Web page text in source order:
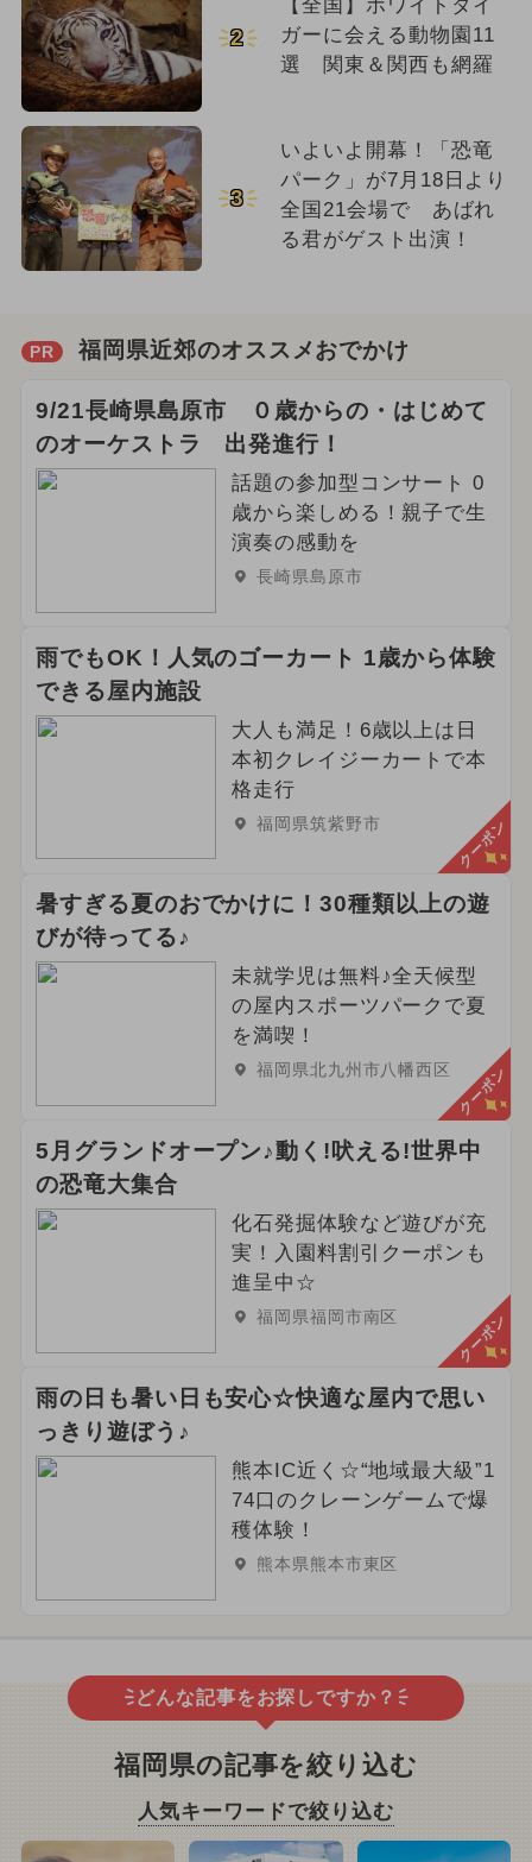
2
【全国】ホワイトタイ
ガーに会える動物園11
選 関東＆関西も網羅
3
いよいよ開幕！「恐竜
パーク」が7月18日より
全国21会場で あばれ
る君がゲスト出演！
PR 福岡県近郊のオススメおでかけ
9/21長崎県島原市 ０歳からの・はじめて
のオーケストラ 出発進行！
話題の参加型コンサート 0
歳から楽しめる！親子で生
演奏の感動を
長崎県島原市
雨でもOK！人気のゴーカート 1歳から体験
できる屋内施設
大人も満足！6歳以上は日
本初クレイジーカートで本
格走行
福岡県筑紫野市 クーポン
暑すぎる夏のおでかけに！30種類以上の遊
びが待ってる♪
未就学児は無料♪全天候型
の屋内スポーツパークで夏
を満喫！
福岡県北九州市八幡西区 クーポン
5月グランドオープン♪動く!吠える!世界中
の恐竜大集合
化石発掘体験など遊びが充
実！入園料割引クーポンも
進呈中☆
福岡県福岡市南区 クーポン
雨の日も暑い日も安心☆快適な屋内で思い
っきり遊ぼう♪
熊本IC近く☆“地域最大級”1
74口のクレーンゲームで爆
穫体験！
熊本県熊本市東区
どんな記事をお探しですか？
福岡県の記事を絞り込む
人気キーワードで絞り込む